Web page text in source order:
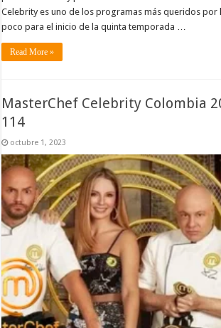
Celebrity es uno de los programas más queridos por
poco para el inicio de la quinta temporada …
Read More »
MasterChef Celebrity Colombia
114
octubre 1, 2023